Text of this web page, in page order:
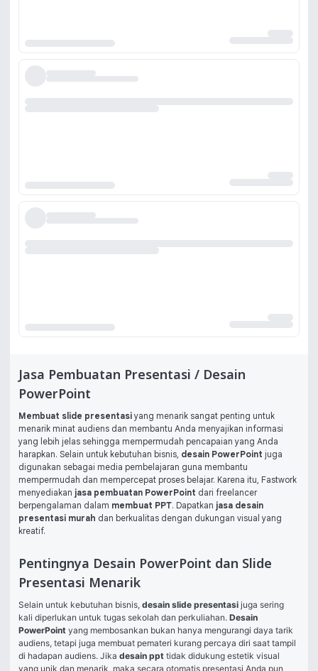
Jasa Pembuatan Presentasi / Desain
PowerPoint
Membuat slide presentasi yang menarik sangat penting untuk
menarik minat audiens dan membantu Anda menyajikan informasi
yang lebih jelas sehingga mempermudah pencapaian yang Anda
harapkan. Selain untuk kebutuhan bisnis, desain PowerPoint juga
digunakan sebagai media pembelajaran guna membantu
mempermudah dan mempercepat proses belajar. Karena itu, Fastwork
menyediakan jasa pembuatan PowerPoint dari freelancer
berpengalaman dalam membuat PPT. Dapatkan jasa desain
presentasi murah dan berkualitas dengan dukungan visual yang
kreatif.
Pentingnya Desain PowerPoint dan Slide
Presentasi Menarik
Selain untuk kebutuhan bisnis, desain slide presentasi juga sering
kali diperlukan untuk tugas sekolah dan perkuliahan. Desain
PowerPoint yang membosankan bukan hanya mengurangi daya tarik
audiens, tetapi juga membuat pemateri kurang percaya diri saat tampil
di hadapan audiens. Jika desain ppt tidak didukung estetik visual
yang unik dan menarik, maka secara otomatis presentasi Anda pun